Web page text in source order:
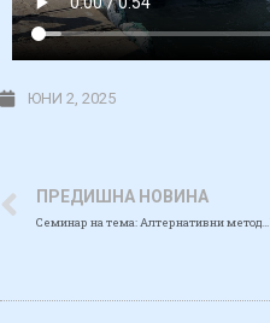
ЮНИ 2, 2025
ПРЕДИШНА НОВИНА
Семинар на тема: Алтернативни методи за мониторинг на медузи: въздушни и подводни технологии